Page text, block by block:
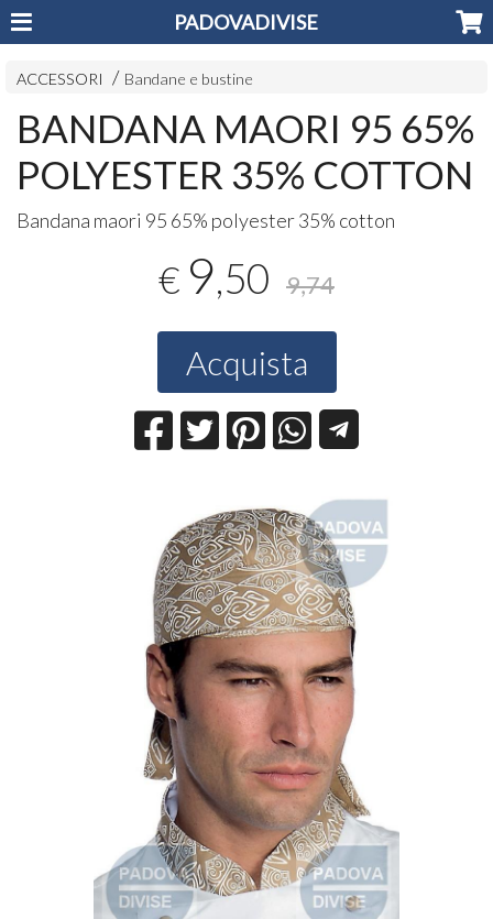
PADOVADIVISE
ACCESSORI Bandane e bustine
BANDANA MAORI 95 65%
POLYESTER 35% COTTON
Bandana maori 95 65% polyester 35% cotton
€ 9,50 9,74
Acquista